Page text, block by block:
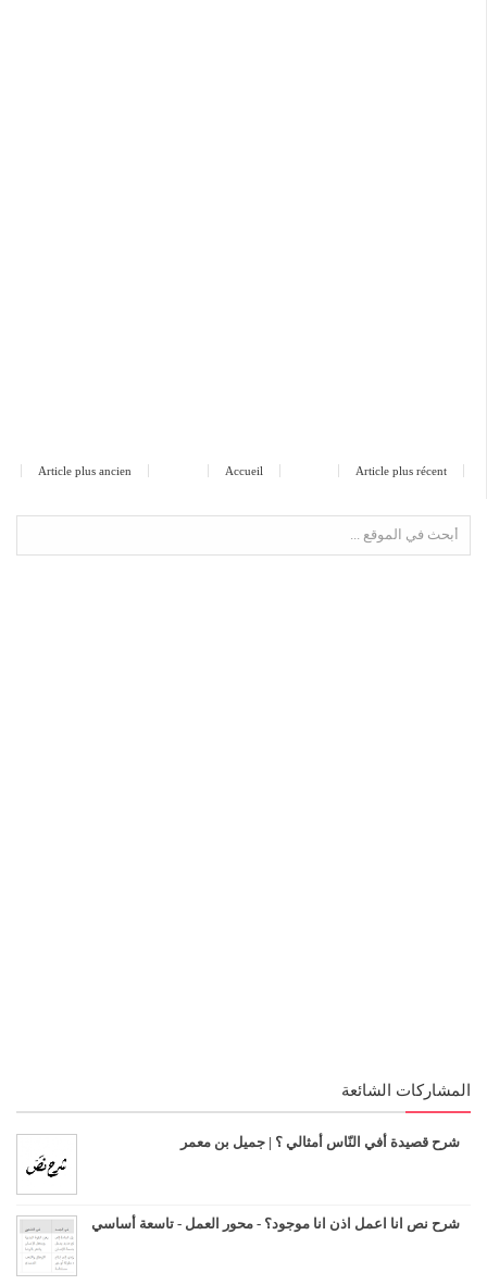
Article plus récent
Article plus ancien Accueil
المشاركات الشائعة
شرح قصيدة أفي النّاس أمثالي ؟ | جميل بن معمر
شرح نص انا اعمل اذن انا موجود؟ - محور العمل - تاسعة أساسي